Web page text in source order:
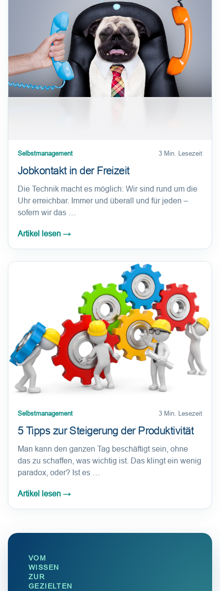
Selbstmanagement 3 Min. Lesezeit
Jobkontakt in der Freizeit
Die Technik macht es möglich: Wir sind rund um die
Uhr erreichbar. Immer und überall und für jeden –
sofern wir das …
Artikel lesen →
Selbstmanagement 3 Min. Lesezeit
5 Tipps zur Steigerung der Produktivität
Man kann den ganzen Tag beschäftigt sein, ohne
das zu schaffen, was wichtig ist. Das klingt ein wenig
paradox, oder? Ist es …
Artikel lesen →
VOM
WISSEN
ZUR
GEZIELTEN